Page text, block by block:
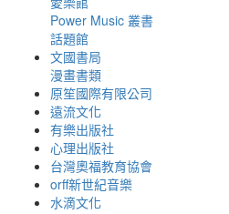
Power Music 叢書
話題館
文國書局
漫畫書類
原笙國際有限公司
遠流文化
有樂出版社
心理出版社
台灣奧福教育協會
orff新世紀音樂
水滴文化